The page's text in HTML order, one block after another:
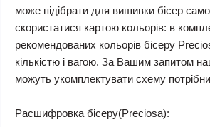
може підібрати для вишивки бісер
скористатися картою кольорів: в
рекомендованих кольорів бісеру
кількістю і вагою. За Вашим запитом
можуть укомплектувати схему
Расшифровка бісеру(Preciosa):